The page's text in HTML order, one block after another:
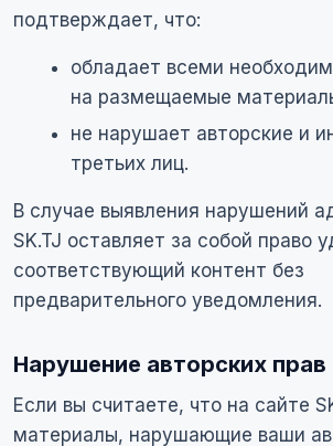
подтверждает, что:
обладает всеми
на размещаемые
не нарушает авторские и
третьих лиц.
В случае выявления нарушений
SK.TJ оставляет за собой право
соответствующий контент без
предварительного уведомления.
Нарушение авторских прав
Если вы считаете, что на сайте
материалы, нарушающие ваши